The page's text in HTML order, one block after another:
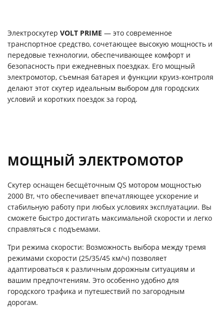
Электроскутер VOLT PRIME — это современное
транспортное средство, сочетающее высокую мощность и
передовые технологии, обеспечивающее комфорт и
безопасность при ежедневных поездках. Его мощный
электромотор, съемная батарея и функции круиз-контроля
делают этот скутер идеальным выбором для городских
условий и коротких поездок за город.
МОЩНЫЙ ЭЛЕКТРОМОТОР
Скутер оснащен бесщёточным QS мотором мощностью
2000 Вт, что обеспечивает впечатляющее ускорение и
стабильную работу при любых условиях эксплуатации. Вы
сможете быстро достигать максимальной скорости и легко
справляться с подъемами.
Три режима скорости: Возможность выбора между тремя
режимами скорости (25/35/45 км/ч) позволяет
адаптироваться к различным дорожным ситуациям и
вашим предпочтениям. Это особенно удобно для
городского трафика и путешествий по загородным
дорогам.